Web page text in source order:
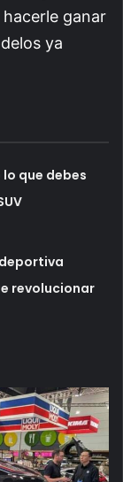
ganar
ya
que debes
deportiva
revolucionar